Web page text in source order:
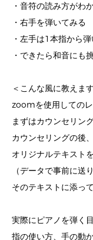
・音符の読み方がわ
・右手を弾いてみる
・左手は1本指から
・できたら和音にも
＜こんな風に教えま
zoomを使用してのレ
まずはカウンセリン
カウンセリングの後
オリジナルテキスト
（データで事前に送
そのテキストに添っ
実際にピアノを弾く
指の使い方、手の動